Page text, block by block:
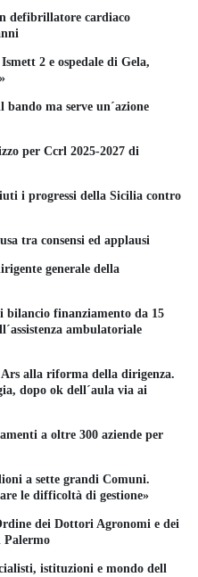
defibrillatore cardiaco
2 e ospedale di Gela,
ma serve un´azione
per Ccrl 2025-2027 di
i progressi della Sicilia contro
tra consensi ed applausi
generale della
bilancio finanziamento da 15
ambulatoriale
alla riforma della dirigenza.
dopo ok dell´aula via ai
a oltre 300 aziende per
a sette grandi Comuni.
le difficoltà di gestione»
dei Dottori Agronomi e dei
Palermo
istituzioni e mondo dell